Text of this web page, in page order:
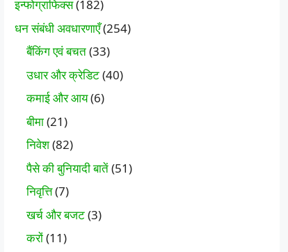
इन्फोग्राफिक्स(182)
धन संबंधी अवधारणाएँ(254)
बैंकिंग एवं बचत(33)
उधार और क्रेडिट(40)
कमाई और आय(6)
बीमा(21)
निवेश(82)
पैसे की बुनियादी बातें(51)
निवृत्ति(7)
खर्च और बजट(3)
करों(11)